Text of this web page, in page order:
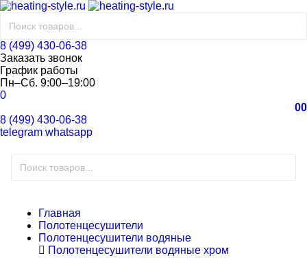
8 (499) 430-06-38
Заказать звонок
График работы
Пн–Сб. 9:00–19:00
0
00
8 (499) 430-06-38
telegram whatsapp
Главная
Полотенцесушители
Полотенцесушители водяные
Полотенцесушители водяные хром